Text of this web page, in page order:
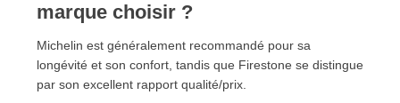
marque choisir ?
Michelin est généralement recommandé pour sa
longévité et son confort, tandis que Firestone se distingue
par son excellent rapport qualité/prix.